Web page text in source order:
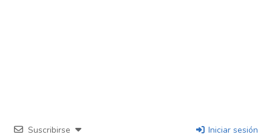
Suscribirse Iniciar sesión